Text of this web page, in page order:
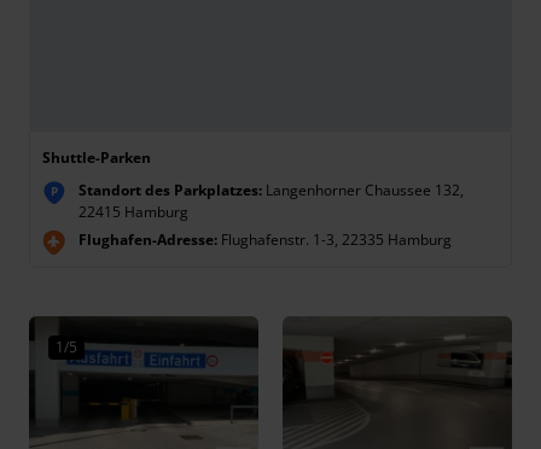
Shuttle-Parken
P Standort des Parkplatzes: Langenhorner Chaussee 132,
22415 Hamburg
Flughafen-Adresse: Flughafenstr. 1-3, 22335 Hamburg
1/5